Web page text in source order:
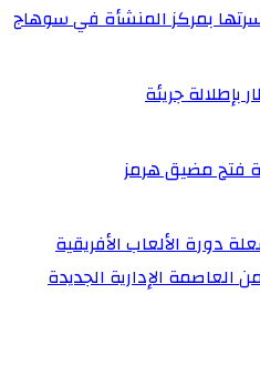
بمركز المنشأة في سوهاج
جريئة
دورة الألعاب الأفريقية
العاصمة الإدارية الجديدة